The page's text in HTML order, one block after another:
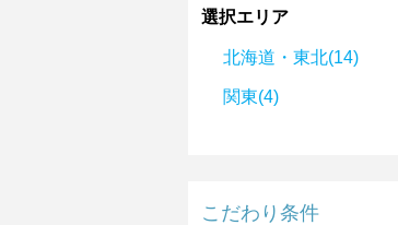
選択エリア
北海道・東北(14)
関東(4)
こだわり条件